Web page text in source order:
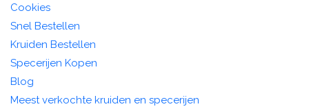
Cookies
Snel Bestellen
Kruiden Bestellen
Specerijen Kopen
Blog
Meest verkochte kruiden en specerijen